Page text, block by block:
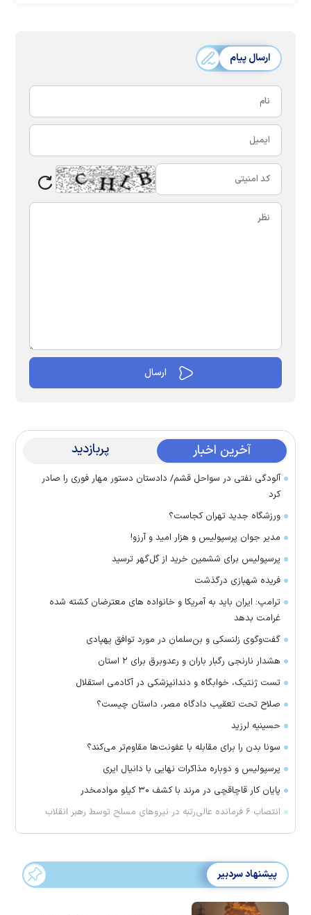
ارسال پیام
آخرین اخبار پربازدید
آلودگی نفتی در سواحل قشم/ دادستان دستور مهار فوری را صادر
کرد
ورزشگاه جدید تهران کجاست؟
مدیر جوان پرسپولیس و هزار امید و آرزو!
پرسپولیس برای ششمین خرید از گل‌گهر ترسید
فریده شهبازی درگذشت
ترامپ: ایران باید به آمریکا و خانواده های معترضان کشته شده
غرامت بدهد
گفت‌وگوی زلنسکی و بن‌سلمان در مورد توافق پهپادی
هشدار نارنجی رگبار باران و رعدوبرق برای ۲ استان
تست ژنتیک، خوابگاه و دندانپزشکی در آکادمی استقلال
صلاح تحت تعقیب دادگاه مصر، داستان چیست؟
حسینیه لرزید
سونا بدن را برای مقابله با عفونت‌ها مقاوم‌تر می‌کند؟
پرسپولیس و دوباره مذاکرات نهایی با دانیال ایری
پایان کار قاچاقچی در مرند با کشف ۳۰ کیلو موادمخدر
انتصاب ۶ فرمانده عالی‌رتبه در نیروهای مسلح توسط رهبر انقلاب
پیشنهاد سردبیر